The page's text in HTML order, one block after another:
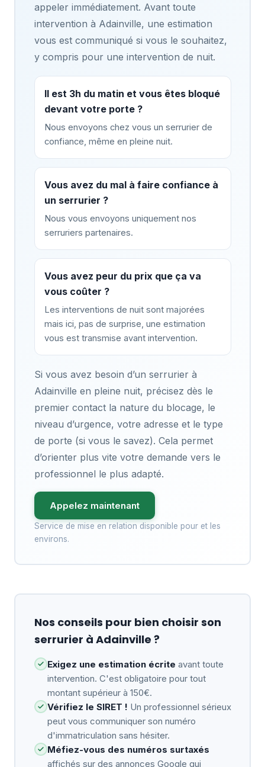
appeler immédiatement. Avant toute
intervention à Adainville, une estimation
vous est communiqué si vous le souhaitez,
y compris pour une intervention de nuit.
Il est 3h du matin et vous êtes bloqué
devant votre porte ?
Nous envoyons chez vous un serrurier de
confiance, même en pleine nuit.
Vous avez du mal à faire confiance à
un serrurier ?
Nous vous envoyons uniquement nos
serruriers partenaires.
Vous avez peur du prix que ça va
vous coûter ?
Les interventions de nuit sont majorées
mais ici, pas de surprise, une estimation
vous est transmise avant intervention.
Si vous avez besoin d’un serrurier à
Adainville en pleine nuit, précisez dès le
premier contact la nature du blocage, le
niveau d’urgence, votre adresse et le type
de porte (si vous le savez). Cela permet
d’orienter plus vite votre demande vers le
professionnel le plus adapté.
Appelez maintenant
Service de mise en relation disponible pour et les
environs.
Nos conseils pour bien choisir son
serrurier à Adainville ?
Exigez une estimation écrite avant toute
intervention. C'est obligatoire pour tout
montant supérieur à 150€.
Vérifiez le SIRET ! Un professionnel sérieux
peut vous communiquer son numéro
d'immatriculation sans hésiter.
Méfiez-vous des numéros surtaxés
affichés sur des annonces Google qui